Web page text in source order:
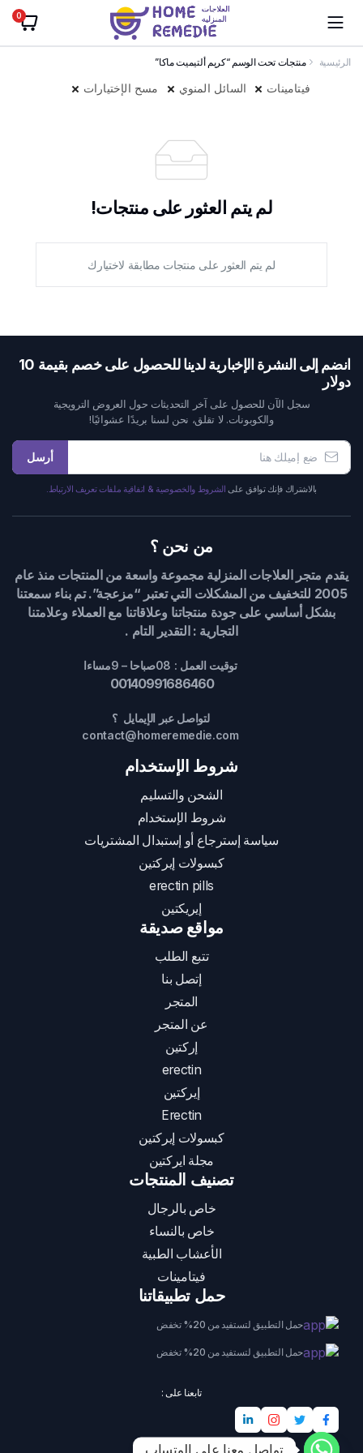
0
الرئيسية منتجات تحت الوسم “كريم ألتيميت ماكا”
مسح الإختيارات السائل المنوي فيتامينات
لم يتم العثور على منتجات!
لم يتم العثور على منتجات مطابقة لاختيارك
انضم إلى النشرة الإخبارية لدينا للحصول على خصم بقيمة 10
دولار
سجل الآن للحصول على آخر التحديثات حول العروض الترويجية
والكوبونات. لا تقلق، نحن لسنا بريدًا عشوائيًا!
أرسل
بالاشتراك فإنك توافق على الشروط والخصوصية & اتفاقية ملفات تعريف الارتباط.
من نحن ؟
يقدم متجر العلاجات المنزلية مجموعة واسعة من المنتجات منذ عام
2005 للتخفيف من المشكلات التي تعتبر “مزعجة”. تم بناء سمعتنا
بشكل أساسي على جودة منتجاتنا وعلاقاتنا مع العملاء وعلامتنا
التجارية : التقدير التام .
توقيت العمل : 08صباحا – 9مساءا
00140991686460
لتواصل عبر الإيمايل ؟
contact@homeremedie.com
شروط الإستخدام
الشحن والتسليم
شروط الإستخدام
سياسة إسترجاع أو إستبدال المشتريات
كبسولات إيركتين
erectin pills
إيريكتين
مواقع صديقة
تتبع الطلب
إتصل بنا
المتجر
عن المتجر
إركتين
erectin
إيركتين
Erectin
كبسولات إيركتين
مجلة ايركتين
تصنيف المنتجات
خاص بالرجال
خاص بالنساء
الأعشاب الطبية
فيتامينات
حمل تطبيقاتنا
حمل التطبيق لتستفيد من 20% تخفض
حمل التطبيق لتستفيد من 20% تخفض
تابعنا على :
تواصل معنا على الوتساب